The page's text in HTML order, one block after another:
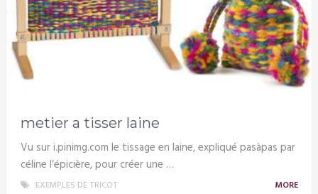
metier a tisser laine
Vu sur i.pinimg.com le tissage en laine, expliqué pasàpas par
céline l’épicière, pour créer une …
EXEMPLES DE TRICOT MORE